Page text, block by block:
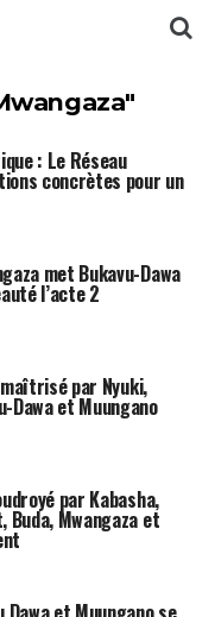
: Le Réseau
concrètes pour un
met Bukavu-Dawa
l’acte 2
par Nyuki,
Dawa et Muungano
par Kabasha,
Buda, Mwangaza et